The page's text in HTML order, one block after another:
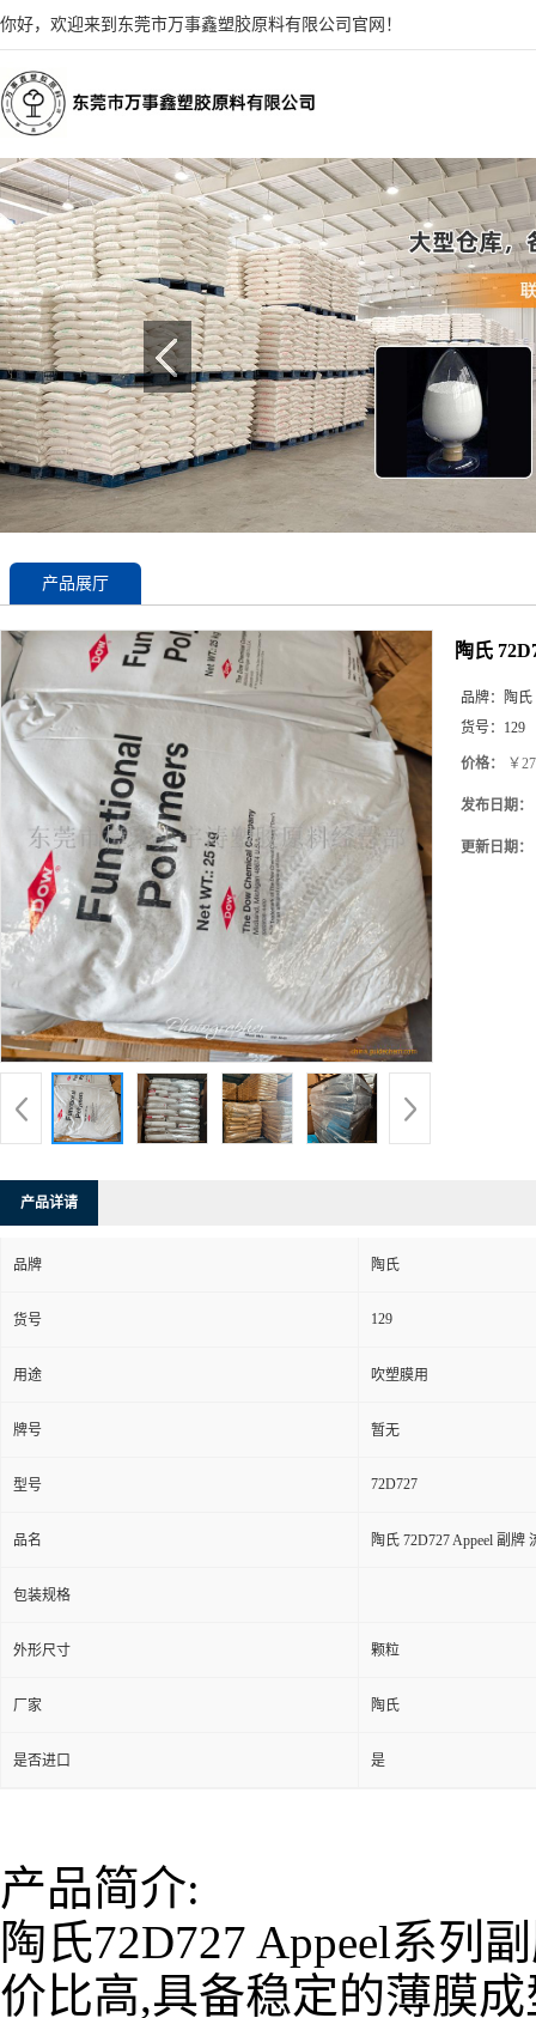
你好，欢迎来到东莞市万事鑫塑胶原料有限公司官网！
产品展厅
陶氏
品牌：
陶氏
货号： 129
价格： ￥
发布日期：
更新日期：
产品详请
品牌 陶氏
货号 129
用途 吹塑膜用
牌号 暂无
型号 72D727
品名 陶氏 72D727 Appeel 副牌
包装规格
外形尺寸 颗粒
厂家 陶氏
是否进口 是
产品简介:
陶氏72D727 Appeel系列
价比高,具备稳定的薄膜